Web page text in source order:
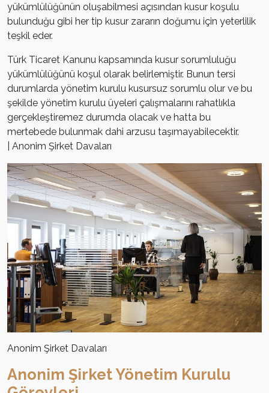
yükümlülüğünün oluşabilmesi açısından kusur koşulu
bulunduğu gibi her tip kusur zararın doğumu için yeterlilik
teşkil eder.
Türk Ticaret Kanunu kapsamında kusur sorumluluğu
yükümlülüğünü koşul olarak belirlemiştir. Bunun tersi
durumlarda yönetim kurulu kusursuz sorumlu olur ve bu
şekilde yönetim kurulu üyeleri çalışmalarını rahatlıkla
gerçekleştiremez durumda olacak ve hatta bu
mertebede bulunmak dahi arzusu taşımayabilecektir.
| Anonim Şirket Davaları
Anonim Şirket Davaları
Anonim Şirket Yönetim Kurulu